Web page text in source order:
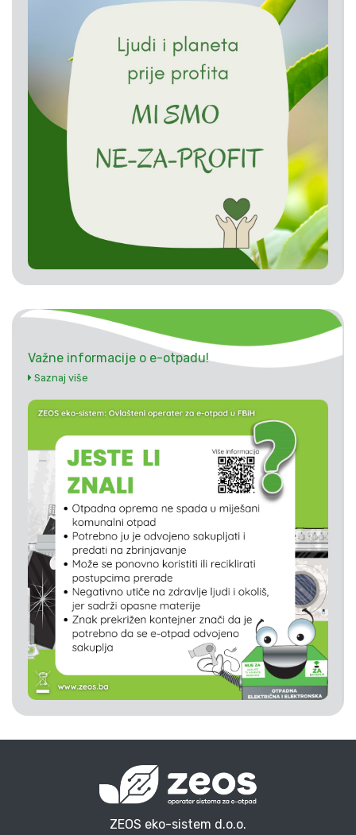
Važne informacije o e-otpadu!
Saznaj više
ZEOS eko-sistem d.o.o.